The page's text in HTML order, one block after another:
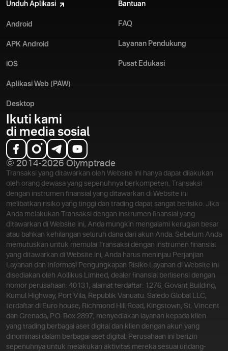
Unduh Aplikasi
Android
APK Android
iOS
Aplikasi Web (PAW)
Desktop
Bantuan
FAQ
Layanan Pendukung
Pusat Edukasi
Ikuti kami
di media sosial
© 2014-2026 Olymptrade
Transaksi yang ditawarkan oleh Website ini hanya dapat dilakukan
oleh orang dewasa yang sepenuhnya berkompeten. Transaksi
dengan instrumen finansial yang ditawarkan di Website ini
melibatkan risiko yang tinggi dan trading dapat sangat berisiko. Jika
Anda melakukan Transaksi dengan instrumen finansial yang
ditawarkan di Website ini, Anda mungkin mengalami kerugian besar
atau bahkan kehilangan seluruh dana dari akun Anda. Sebelum Anda
memutuskan untuk memulai Transaksi dengan instrumen finansial
yang ditawarkan di Website ini, Anda harus meninjau Perjanjian
Layanan dan Informasi Pengungkapan Risiko. Layanan di Website ini
disediakan oleh Aollikus Limited, dealer finansial berlisensi dengan
nomor perusahaan: 40131, alamat terdaftar: 1276, Govant Building,
Kumul Highway, Port Vila, Republik Vanuatu. Saledo Global LLC,
terdaftar di Euro house, Richmond Hill Road, Kingstown, St. Vincent
dan Grenada, P.O. Box 2897, menyediakan layanan kepada klien
yang trading berbagai aset digital dan klien dengan akun yang
dinominasi dalam berbagai aset digital. Perusahaan ini berizin
sepenuhnya untuk melakukan aktivitas mereka sesuai undang-